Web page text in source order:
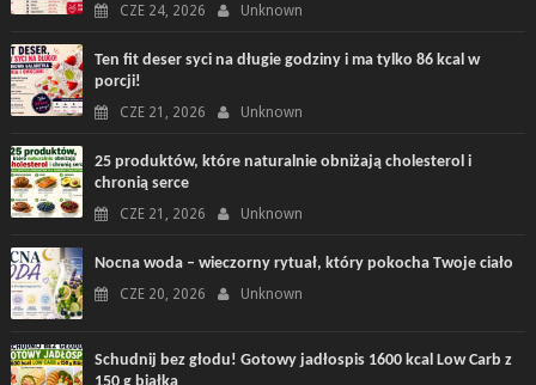
CZE 24, 2026 Unknown
Ten fit deser syci na długie godziny i ma tylko 86 kcal w
porcji!
CZE 21, 2026 Unknown
25 produktów, które naturalnie obniżają cholesterol i
chronią serce
CZE 21, 2026 Unknown
Nocna woda – wieczorny rytuał, który pokocha Twoje ciało
CZE 20, 2026 Unknown
Schudnij bez głodu! Gotowy jadłospis 1600 kcal Low Carb z